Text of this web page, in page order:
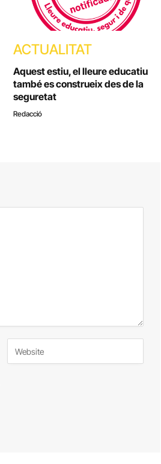
ACTUALITAT
Aquest estiu, el lleure educatiu
també es construeix des de la
seguretat
Redacció